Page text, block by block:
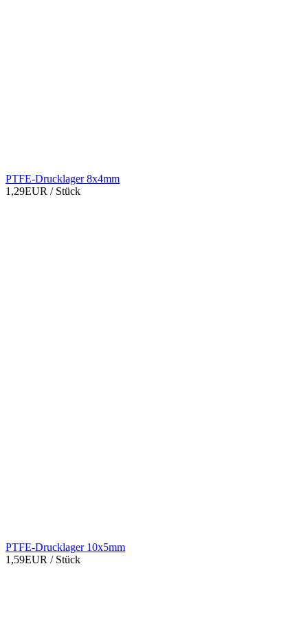
PTFE-Drucklager 8x4mm
1,29EUR / Stück
PTFE-Drucklager 10x5mm
1,59EUR / Stück